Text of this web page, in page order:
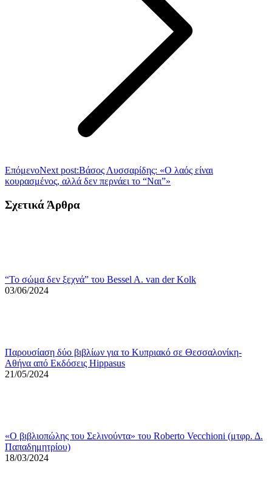
ΕπόμενοNext post:Βάσος Λυσσαρίδης: «Ο λαός είναι
κουρασμένος, αλλά δεν περνάει το “Ναι”»
Σχετικά Άρθρα
“Το σώμα δεν ξεχνά” του Bessel A. van der Kolk
03/06/2024
Παρουσίαση δύο βιβλίων για το Κυπριακό σε Θεσσαλονίκη-
Αθήνα από Εκδόσεις Hippasus
21/05/2024
«Ο βιβλιoπώλης του Σελινούντα» του Roberto Vecchioni (μτφρ. Δ.
Παπαδημητρίου)
18/03/2024